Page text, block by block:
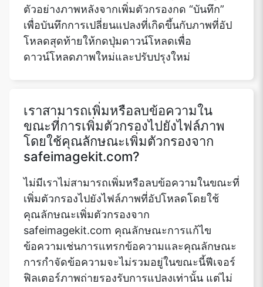
ตัวอย่างภาพหลังจากเพิ่มตัวกรองกด “บันทึก”
เพื่อบันทึกการเปลี่ยนแปลงที่เกิดขึ้นกับภาพที่อัป
โหลดสุดท้ายให้กดปุ่มดาวน์โหลดเพื่อ
ดาวน์โหลดภาพใหม่และปรับปรุงใหม่
เราสามารถเพิ่มหรือลบข้อความใน
ขณะที่การเพิ่มตัวกรองไปยังไฟล์ภาพ
โดยใช้คุณลักษณะเพิ่มตัวกรองจาก
safeimagekit.com?
ไม่มีเราไม่สามารถเพิ่มหรือลบข้อความในขณะที่
เพิ่มตัวกรองไปยังไฟล์ภาพที่อัปโหลดโดยใช้
คุณลักษณะเพิ่มตัวกรองจาก
safeimagekit.com คุณลักษณะการแก้ไข
ข้อความเช่นการแทรกข้อความและคุณลักษณะ
การกำจัดข้อความจะไม่รวมอยู่ในขณะนี้ฟีเจอร์
ฟิลเตอร์ภาพถ่ายรองรับการแปลงเท่านั้น แต่ไม่